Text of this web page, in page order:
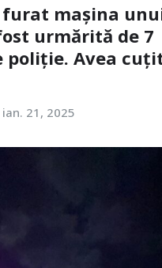
furat mașina
urmărită de 7
poliție. Avea
ian. 21, 2025